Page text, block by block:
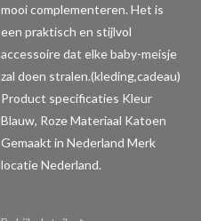
mooi complementeren. Het is
een praktisch en stijlvol
accessoire dat elke baby-meisje
zal doen stralen.(kleding,cadeau)
Product specificaties Kleur
Blauw, Roze Materiaal Katoen
Gemaakt in Nederland Merk
locatie Nederland.